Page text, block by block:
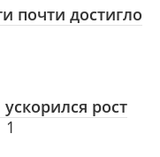
почти достигло
рост
1